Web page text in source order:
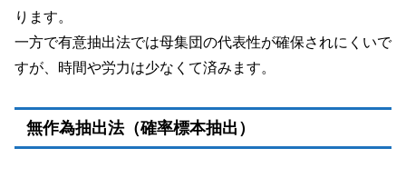
ります。
一方で有意抽出法では母集団の代表性が確保されにくいで
すが、時間や労力は少なくて済みます。
無作為抽出法（確率標本抽出）